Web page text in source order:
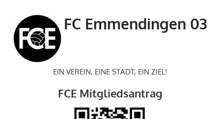
springen
FC Emmendingen 03
EIN VEREIN, EINE STADT, EIN ZIEL!
FCE Mitgliedsantrag